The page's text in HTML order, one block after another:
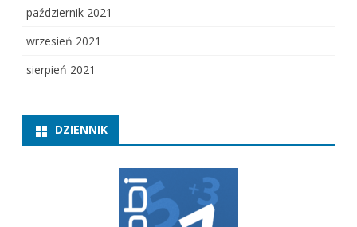
październik 2021
wrzesień 2021
sierpień 2021
DZIENNIK